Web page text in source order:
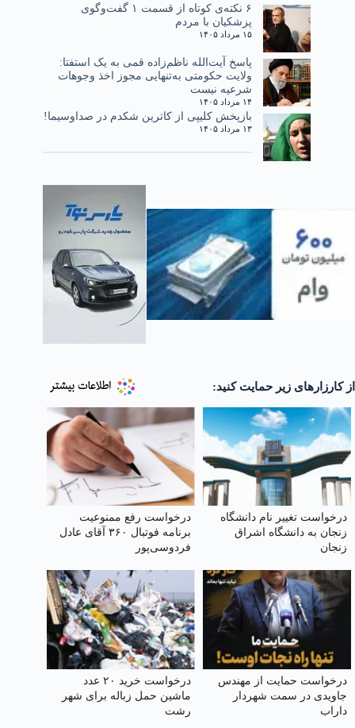
۶ نکته‌ی کوتاه از قسمت ۱ گفت‌وگوی
پزشکیان با مردم
۱۵ مرداد ۱۴۰۵
پاسخ آیت‌الله ناظم‌زاده قمی به یک استفتا:
ولایت حکومتی به‌تنهایی مجوز اخذ وجوهات
شرعیه نیست
۱۴ مرداد ۱۴۰۵
بازپخش کلیپی از کاترین شکدم در صداوسیما!
۱۳ مرداد ۱۴۰۵
از کارزارهای زیر حمایت کنید:
درخواست تغییر نام دانشگاه
زنجان به دانشگاه اشراق
زنجان
درخواست رفع ممنوعیت
برنامه فوتبال ۳۶۰ آقای عادل
فردوسی‌پور
درخواست حمایت از مهندس
جاویدی در سمت شهردار
داراب
درخواست خرید ۲۰ عدد
ماشین حمل زباله برای شهر
رشت